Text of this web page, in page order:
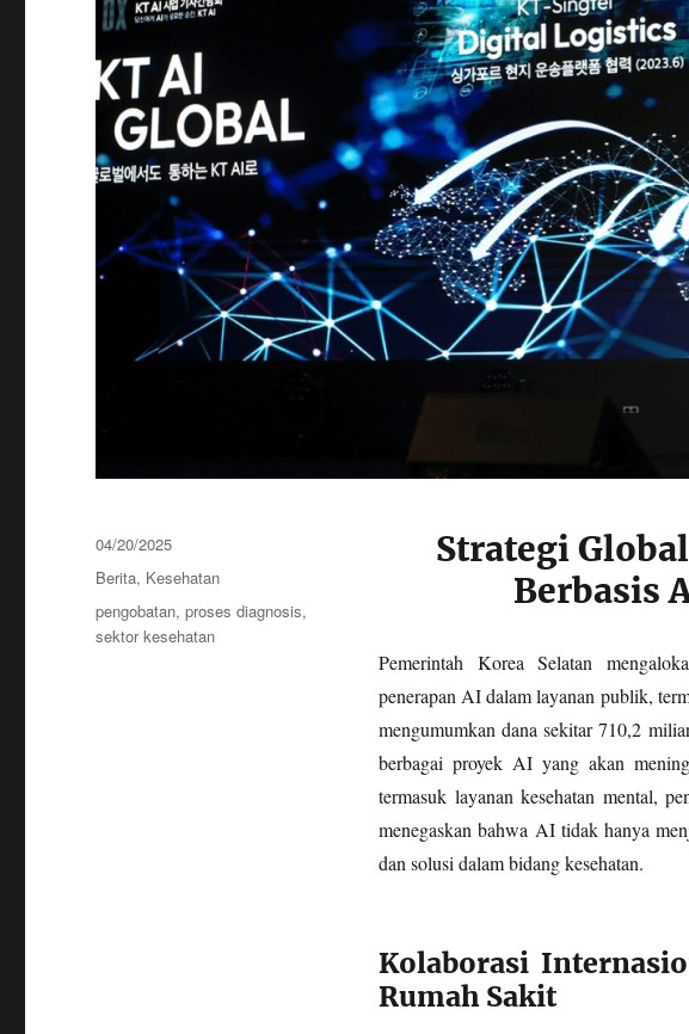
Strategi
Berbasis
Pemerintah Korea Selatan
penerapan AI dalam layanan publik,
mengumumkan dana sekitar 710,2
berbagai proyek AI yang akan
termasuk layanan kesehatan mental,
menegaskan bahwa AI tidak hanya
dan solusi dalam bidang kesehatan.
Kolaborasi
Rumah Sakit
Posted
on
04/20/2025
Categories
Berita, Kesehatan
Tags
pengobatan,proses diagnosis,
sektor kesehatan